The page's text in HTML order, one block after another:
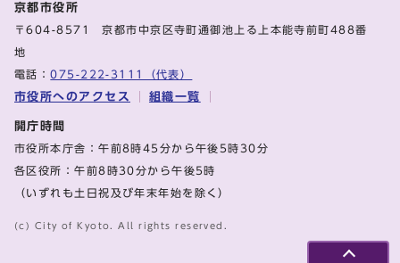
京都市役所
〒604-8571 京都市中京区寺町通御池上る上本能寺前町488番
地
電話：075-222-3111（代表）
市役所へのアクセス 組織一覧
開庁時間
市役所本庁舎：午前8時45分から午後5時30分
各区役所：午前8時30分から午後5時
（いずれも土日祝及び年末年始を除く）
(c) City of Kyoto. All rights reserved.